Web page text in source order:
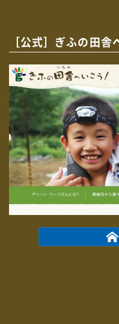
［公式］ぎふの田舎